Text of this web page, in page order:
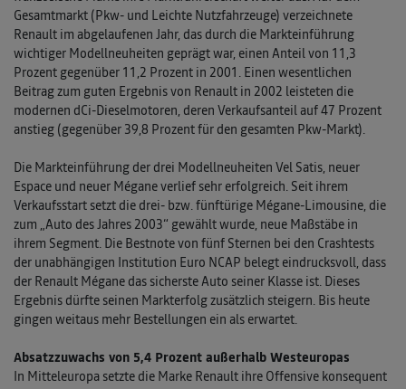
Gesamtmarkt (Pkw- und Leichte Nutzfahrzeuge) verzeichnete
Renault im abgelaufenen Jahr, das durch die Markteinführung
wichtiger Modellneuheiten geprägt war, einen Anteil von 11,3
Prozent gegenüber 11,2 Prozent in 2001. Einen wesentlichen
Beitrag zum guten Ergebnis von Renault in 2002 leisteten die
modernen dCi-Dieselmotoren, deren Verkaufsanteil auf 47 Prozent
anstieg (gegenüber 39,8 Prozent für den gesamten Pkw-Markt).
Die Markteinführung der drei Modellneuheiten Vel Satis, neuer
Espace und neuer Mégane verlief sehr erfolgreich. Seit ihrem
Verkaufsstart setzt die drei- bzw. fünftürige Mégane-Limousine, die
zum „Auto des Jahres 2003“ gewählt wurde, neue Maßstäbe in
ihrem Segment. Die Bestnote von fünf Sternen bei den Crashtests
der unabhängigen Institution Euro NCAP belegt eindrucksvoll, dass
der Renault Mégane das sicherste Auto seiner Klasse ist. Dieses
Ergebnis dürfte seinen Markterfolg zusätzlich steigern. Bis heute
gingen weitaus mehr Bestellungen ein als erwartet.
Absatzzuwachs von 5,4 Prozent außerhalb Westeuropas
In Mitteleuropa setzte die Marke Renault ihre Offensive konsequent